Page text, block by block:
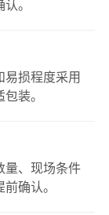
。
易损程度采用
装。
量、现场条件
确认。